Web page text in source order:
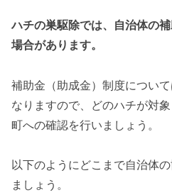
ハチの巣駆除では、自治体の
場合があります。
補助金（助成金）制度につい
なりますので、どのハチが対
町への確認を行いましょう。
以下のようにどこまで自治体
ましょう。